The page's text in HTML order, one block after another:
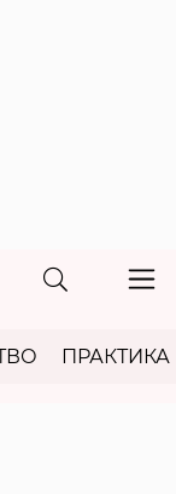
ПРАКТИКА